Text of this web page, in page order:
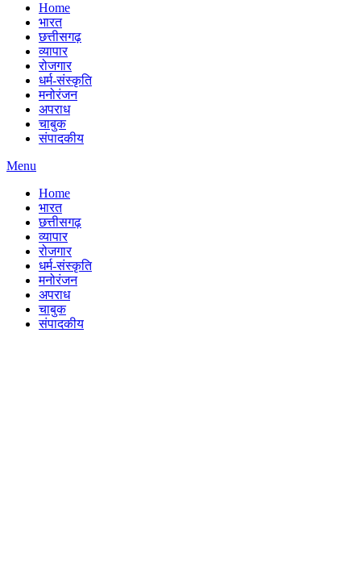
Home
भारत
छत्तीसगढ़
व्यापार
रोजगार
धर्म-संस्कृति
मनोरंजन
अपराध
चाबुक
संपादकीय
Menu
Home
भारत
छत्तीसगढ़
व्यापार
रोजगार
धर्म-संस्कृति
मनोरंजन
अपराध
चाबुक
संपादकीय